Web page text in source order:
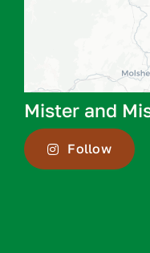
Mister and
Follow